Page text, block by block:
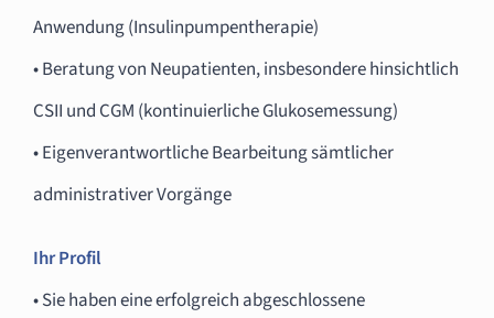
Anwendung (Insulinpumpentherapie)
• Beratung von Neupatienten, insbesondere hinsichtlich
CSII und CGM (kontinuierliche Glukosemessung)
• Eigenverantwortliche Bearbeitung sämtlicher
administrativer Vorgänge
Ihr Profil
• Sie haben eine erfolgreich abgeschlossene